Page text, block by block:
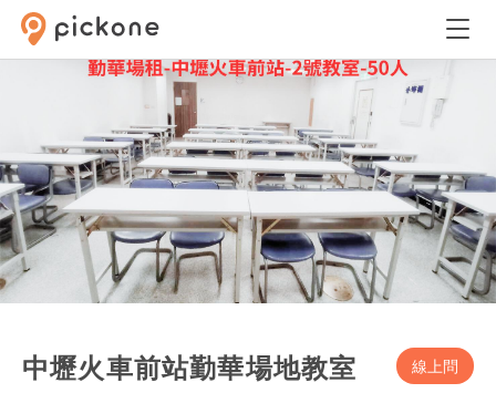
中壢火車前站勤華場地教室
線上問